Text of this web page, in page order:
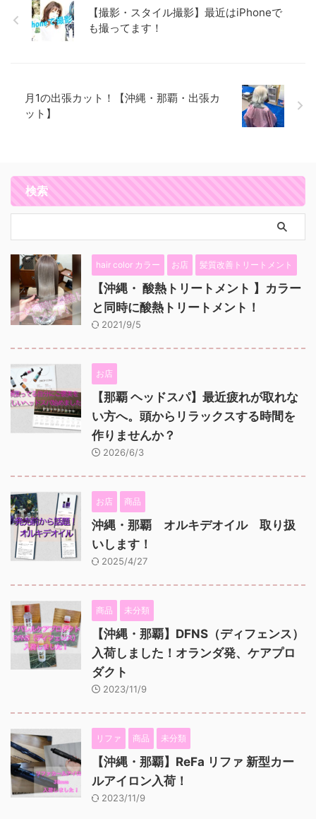
【撮影・スタイル撮影】最近はiPhoneで
も撮ってます！
月1の出張カット！【沖縄・那覇・出張カ
ット】
検索
hair color カラー お店 髪質改善トリートメント
【沖縄・ 酸熱トリートメント 】カラー
と同時に酸熱トリートメント！
2021/9/5
お店
【那覇 ヘッドスパ】最近疲れが取れな
い方へ。頭からリラックスする時間を
作りませんか？
2026/6/3
お店 商品
沖縄・那覇 オルキデオイル 取り扱
いします！
2025/4/27
商品 未分類
【沖縄・那覇】DFNS（ディフェンス）
入荷しました！オランダ発、ケアプロ
ダクト
2023/11/9
リファ 商品 未分類
【沖縄・那覇】ReFa リファ 新型カー
ルアイロン入荷！
2023/11/9